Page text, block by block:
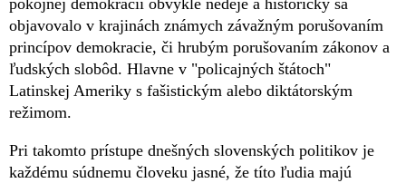
pokojnej demokracií obvykle nedeje a historicky sa
objavovalo v krajinách známych závažným porušovaním
princípov demokracie, či hrubým porušovaním zákonov a
ľudských slobôd. Hlavne v "policajných štátoch"
Latinskej Ameriky s fašistickým alebo diktátorským
režimom.
Pri takomto prístupe dnešných slovenských politikov je
každému súdnemu človeku jasné, že títo ľudia majú